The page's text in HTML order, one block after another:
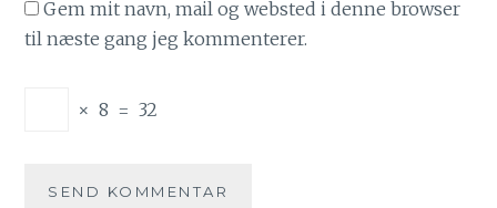
Gem mit navn, mail og websted i denne browser
til næste gang jeg kommenterer.
× 8 = 32